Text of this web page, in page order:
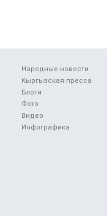
Народные новости
Кыргызская пресса
Блоги
Фото
Видео
Инфографика